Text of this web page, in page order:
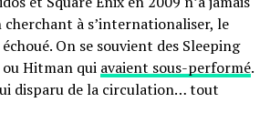
cherchant à s’internationaliser, le
On se souvient des Sleeping
ou Hitman qui avaient sous-performé.
disparu de la circulation… tout